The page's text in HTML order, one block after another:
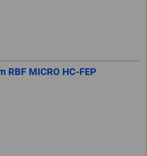
RBF MICRO HC-FEP